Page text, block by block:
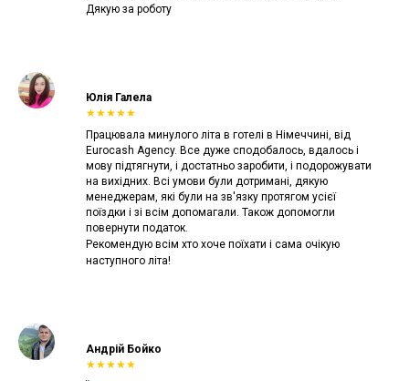
Дякую за роботу
Юлія Галела
★★★★★
Працювала минулого літа в готелі в Німеччині, від
Eurocash Agency. Все дуже сподобалось, вдалось і
мову підтягнути, і достатньо заробити, і подорожувати
на вихідних. Всі умови були дотримані, дякую
менеджерам, які були на зв'язку протягом усієї
поїздки і зі всім допомагали. Також допомогли
повернути податок.
Рекомендую всім хто хоче поїхати і сама очікую
наступного літа!
Андрій Бойко
★★★★★